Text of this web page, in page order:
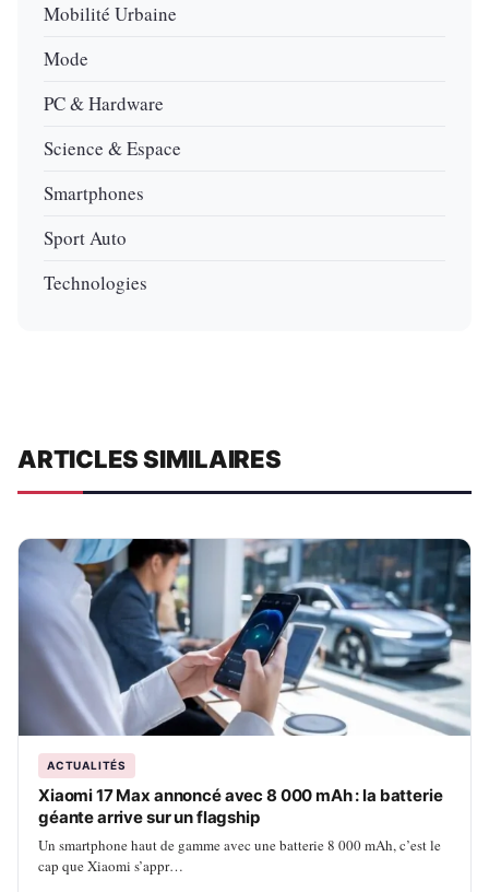
Mobilité Urbaine
Mode
PC & Hardware
Science & Espace
Smartphones
Sport Auto
Technologies
ARTICLES SIMILAIRES
ACTUALITÉS
Xiaomi 17 Max annoncé avec 8 000 mAh : la batterie
géante arrive sur un flagship
Un smartphone haut de gamme avec une batterie 8 000 mAh, c’est le
cap que Xiaomi s’appr…